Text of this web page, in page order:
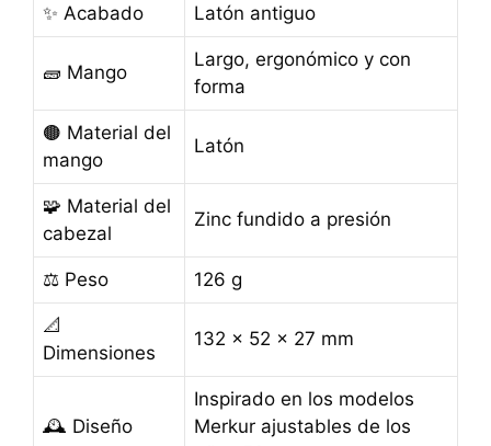
✨ Acabado Latón antiguo
🧱 Mango
Largo, ergonómico y con
forma
🟤 Material del
mango
Latón
🧩 Material del
cabezal
Zinc fundido a presión
⚖️ Peso 126 g
📐
Dimensiones
132 x 52 x 27 mm
🕰️ Diseño
Inspirado en los modelos
Merkur ajustables de los